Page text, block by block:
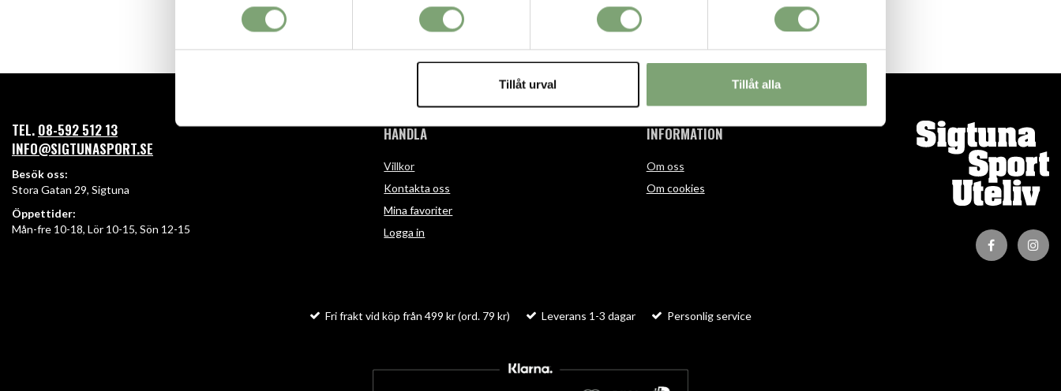
Tillåt urval Tillåt alla
TEL. 08-592 512 13
INFO@SIGTUNASPORT.SE
Besök oss:
Stora Gatan 29, Sigtuna
Öppettider:
Mån-fre 10-18, Lör 10-15, Sön 12-15
HANDLA
Villkor
Kontakta oss
Mina favoriter
Logga in
INFORMATION
Om oss
Om cookies
Fri frakt vid köp från 499 kr (ord. 79 kr) Leverans 1-3 dagar Personlig service